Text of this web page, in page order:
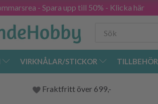
- Spara upp till 50% - Klicka här
VIRKNÅLAR/STICKOR TILLBEHÖR
Fraktfritt över 699,-